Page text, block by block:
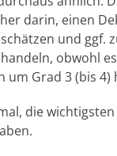
darin, einen
und ggf.
obwohl
um Grad 3 (bis 4)
die wichtigsten